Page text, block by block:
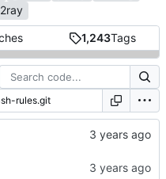
1,243Tags